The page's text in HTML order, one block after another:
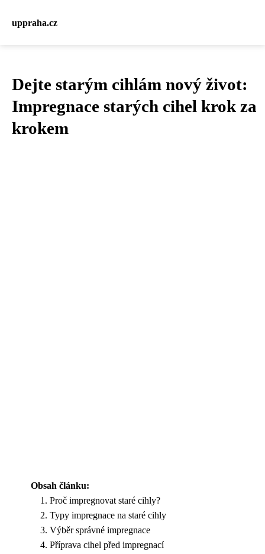
uppraha.cz
Dejte starým cihlám nový život:
Impregnace starých cihel krok za
krokem
Obsah článku:
Proč impregnovat staré cihly?
Typy impregnace na staré cihly
Výběr správné impregnace
Příprava cihel před impregnací